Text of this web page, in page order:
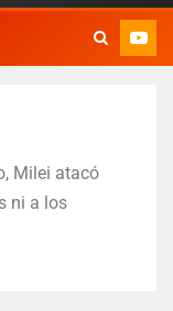
Milei atacó
ni a los